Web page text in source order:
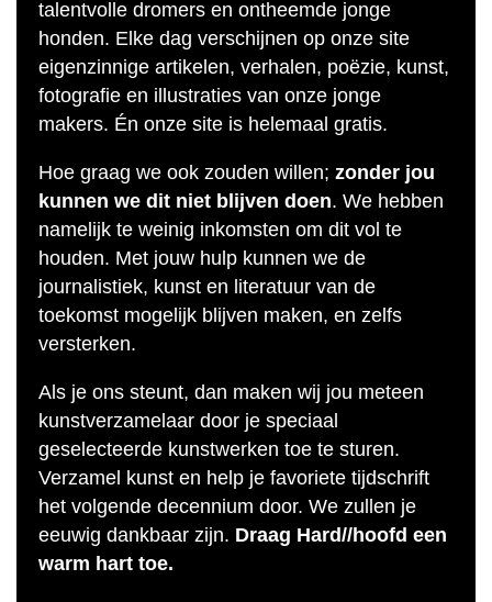
talentvolle dromers en ontheemde jonge
honden. Elke dag verschijnen op onze site
eigenzinnige artikelen, verhalen, poëzie, kunst,
fotografie en illustraties van onze jonge
makers. Én onze site is helemaal gratis.
Hoe graag we ook zouden willen; zonder jou
kunnen we dit niet blijven doen. We hebben
namelijk te weinig inkomsten om dit vol te
houden. Met jouw hulp kunnen we de
journalistiek, kunst en literatuur van de
toekomst mogelijk blijven maken, en zelfs
versterken.
Als je ons steunt, dan maken wij jou meteen
kunstverzamelaar door je speciaal
geselecteerde kunstwerken toe te sturen.
Verzamel kunst en help je favoriete tijdschrift
het volgende decennium door. We zullen je
eeuwig dankbaar zijn. Draag Hard//hoofd een
warm hart toe.